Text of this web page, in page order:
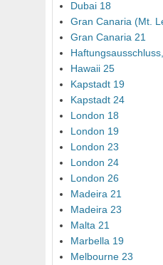
Dubai 18
Gran Canaria (Mt.
Gran Canaria 21
Hawaii 25
Kapstadt 19
Kapstadt 24
London 18
London 19
London 23
London 24
London 26
Madeira 21
Madeira 23
Malta 21
Marbella 19
Melbourne 23